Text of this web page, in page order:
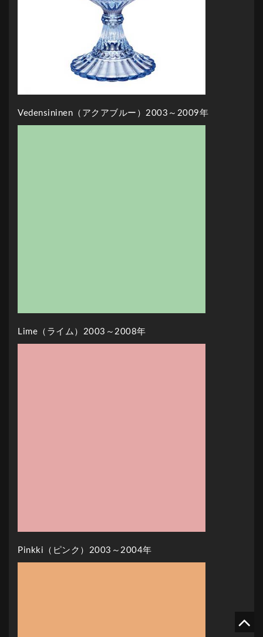
Vedensininen（アクアブルー）2003～2009年
Lime（ライム）2003～2008年
Pinkki（ピンク）2003～2004年